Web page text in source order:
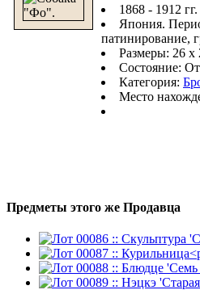
1868 - 1912 гг.
Япония.
патинирование,
Размеры: 26 х
Состояние:
Категория:
Место
Предметы этого же Продавца